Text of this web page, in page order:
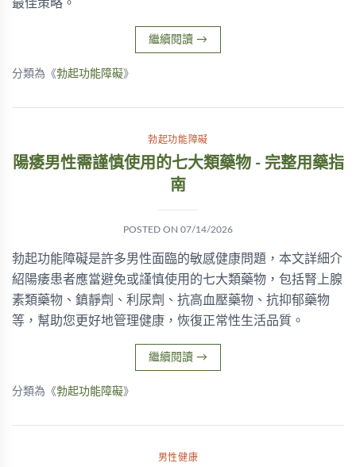
最佳策略。
繼續閱讀 →
分類為《勃起功能障礙》
勃起功能障礙
陽痿男性需謹慎使用的七大類藥物 - 完整用藥指
南
POSTED ON 07/14/2026
勃起功能障礙是許多男性面臨的敏感健康問題，本文詳細介
紹陽痿患者應當避免或謹慎使用的七大類藥物，包括腎上腺
素類藥物、鎮靜劑、利尿劑、抗高血壓藥物、抗抑郁藥物
等，幫助您更好地管理健康，恢復正常性生活品質。
繼續閱讀 →
分類為《勃起功能障礙》
男性健康